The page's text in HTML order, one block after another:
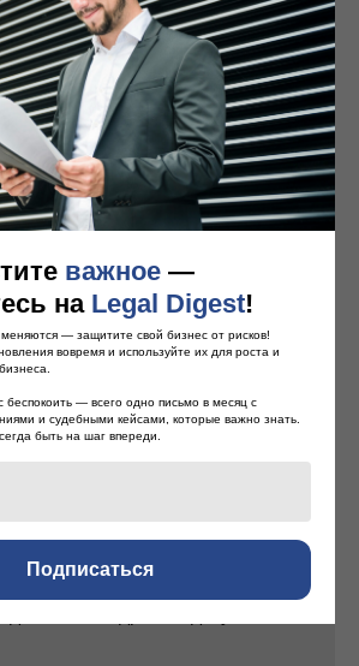
важное —
на Legal Digest!
— защитите свой бизнес от рисков!
вовремя и используйте их для роста и
— всего одно письмо в месяц с
и судебными кейсами, которые важно знать.
быть на шаг впереди.
Подписаться
стресса: график отпусков